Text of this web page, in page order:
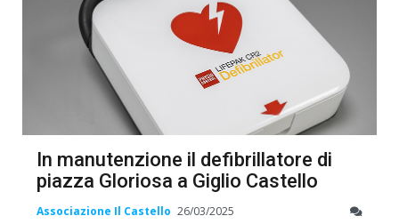
In manutenzione il defibrillatore di
piazza Gloriosa a Giglio Castello
Associazione Il Castello 26/03/2025